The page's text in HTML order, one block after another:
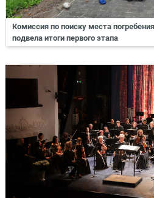
Комиссия по поиску места
подвела итоги первого этапа